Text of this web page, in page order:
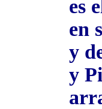
es
en
y
y